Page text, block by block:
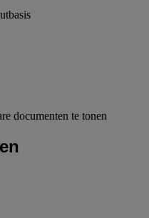
documenten te tonen